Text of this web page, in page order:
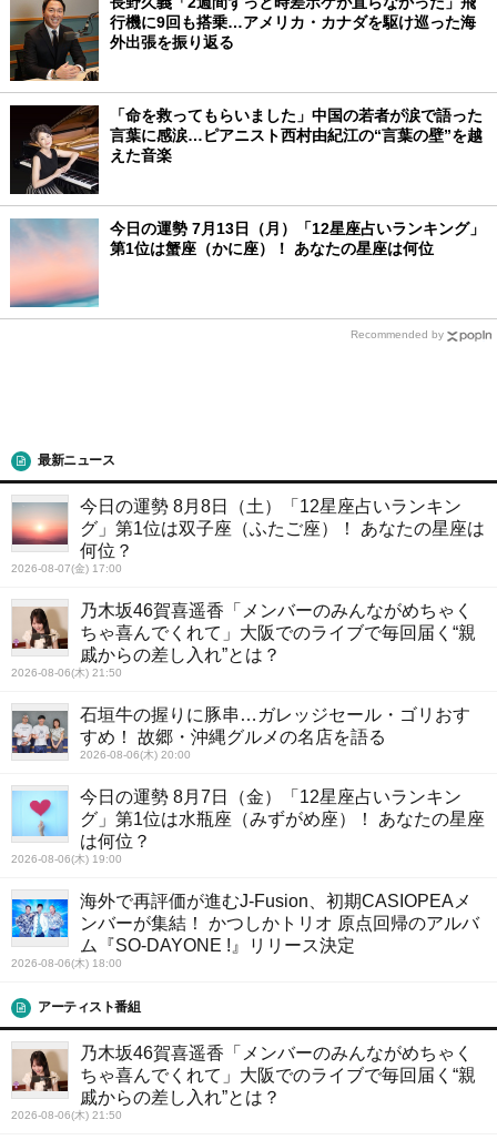
行機に9回も搭乗…アメリカ・カナダを駆け巡った海
外出張を振り返る
「命を救ってもらいました」中国の若者が涙で語った
言葉に感涙…ピアニスト西村由紀江の“言葉の壁”を越
えた音楽
今日の運勢 7月13日（月）「12星座占いランキング」
第1位は蟹座（かに座）！ あなたの星座は何位
Recommended by
最新ニュース
今日の運勢 8月8日（土）「12星座占いランキン
グ」第1位は双子座（ふたご座）！ あなたの星座は
何位？
2026-08-07(金) 17:00
乃木坂46賀喜遥香「メンバーのみんながめちゃく
ちゃ喜んでくれて」大阪でのライブで毎回届く“親
戚からの差し入れ”とは？
2026-08-06(木) 21:50
石垣牛の握りに豚串…ガレッジセール・ゴリおす
すめ！ 故郷・沖縄グルメの名店を語る
2026-08-06(木) 20:00
今日の運勢 8月7日（金）「12星座占いランキン
グ」第1位は水瓶座（みずがめ座）！ あなたの星座
は何位？
2026-08-06(木) 19:00
海外で再評価が進むJ-Fusion、初期CASIOPEAメ
ンバーが集結！ かつしかトリオ 原点回帰のアルバ
ム『SO-DAYONE !』リリース決定
2026-08-06(木) 18:00
アーティスト番組
乃木坂46賀喜遥香「メンバーのみんながめちゃく
ちゃ喜んでくれて」大阪でのライブで毎回届く“親
戚からの差し入れ”とは？
2026-08-06(木) 21:50